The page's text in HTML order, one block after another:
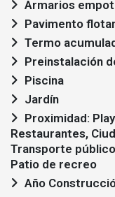
Armarios
Pavimento
Termo
Preinstalación
Piscina
Jardín
Restaurantes,
Transporte
Patio de recreo
Año